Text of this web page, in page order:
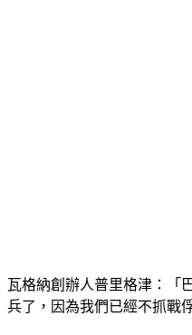
瓦格納創辦人普里格津：「
兵了，因為我們已經不抓戰